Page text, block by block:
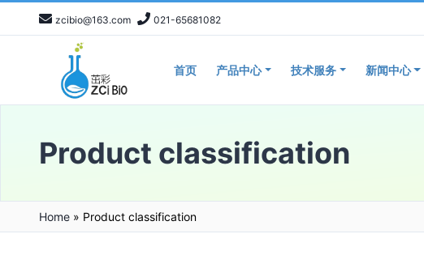
zcibio@163.com 021-65681082
首页 产品中心 技术服务 新闻中心
Product classification
Home » Product classification